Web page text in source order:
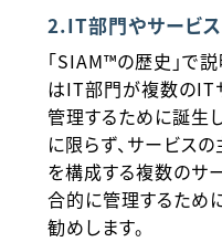
2.IT部門やサービ
「SIAM™の歴史」で
はIT部門が複数のIT
管理するために誕生
に限らず、サービス
を構成する複数のサ
合的に管理するため
勧めします。